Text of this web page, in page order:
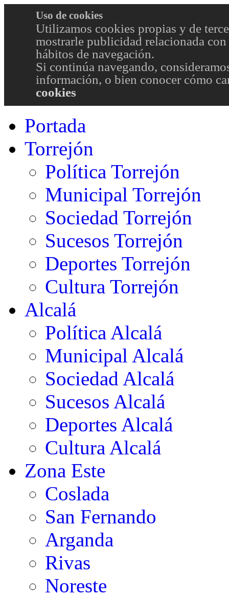
Uso de cookies
Utilizamos cookies propias y de
mostrarle publicidad relacionada
hábitos de navegación.
Si continúa navegando,
información, o bien conocer cómo
cookies
Portada
Torrejón
Política Torrejón
Municipal Torrejón
Sociedad Torrejón
Sucesos Torrejón
Deportes Torrejón
Cultura Torrejón
Alcalá
Política Alcalá
Municipal Alcalá
Sociedad Alcalá
Sucesos Alcalá
Deportes Alcalá
Cultura Alcalá
Zona Este
Coslada
San Fernando
Arganda
Rivas
Noreste